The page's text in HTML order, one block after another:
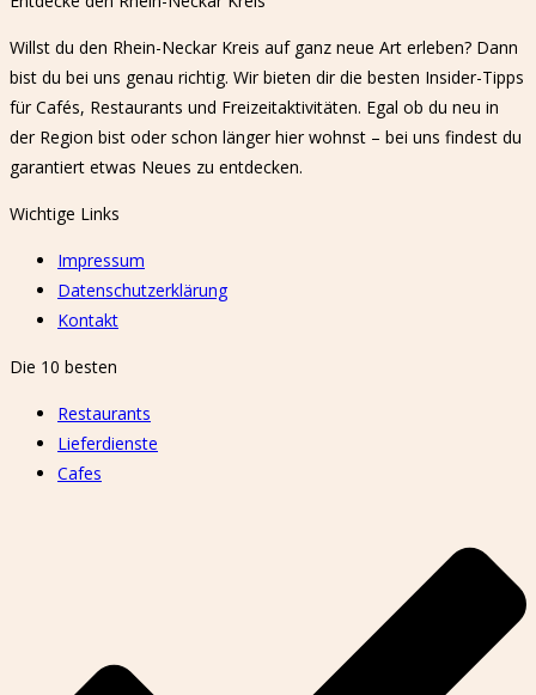
Willst du den Rhein-Neckar Kreis auf ganz neue Art erleben? Dann
bist du bei uns genau richtig. Wir bieten dir die besten Insider-Tipps
für Cafés, Restaurants und Freizeitaktivitäten. Egal ob du neu in
der Region bist oder schon länger hier wohnst – bei uns findest du
garantiert etwas Neues zu entdecken.
Wichtige Links
Impressum
Datenschutzerklärung
Kontakt
Die 10 besten
Restaurants
Lieferdienste
Cafes